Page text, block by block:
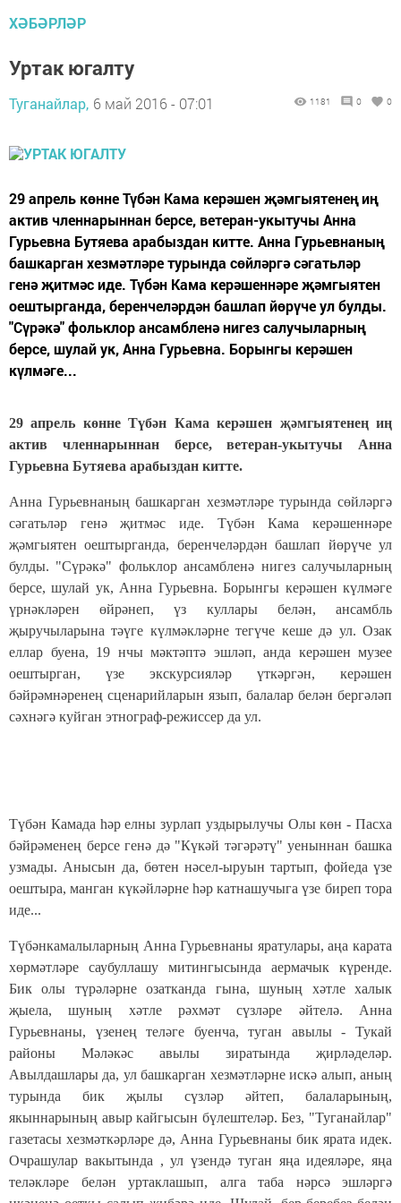
ХӘБӘРЛӘР
Уртак югалту
Туганайлар, 6 май 2016 - 07:01 1181 0 0
29 апрель көнне Түбән Кама керәшен җәмгыятенең иң
актив членнарыннан берсе, ветеран-укытучы Анна
Гурьевна Бутяева арабыздан китте. Анна Гурьевнаның
башкарган хезмәтләре турында сөйләргә сәгатьләр
генә җитмәс иде. Түбән Кама керәшеннәре җәмгыятен
оештырганда, беренчеләрдән башлап йөрүче ул булды.
"Сүрәкә" фольклор ансамбленә нигез салучыларның
берсе, шулай ук, Анна Гурьевна. Борынгы керәшен
күлмәге...
29 апрель көнне Түбән Кама керәшен җәмгыятенең иң
актив членнарыннан берсе, ветеран-укытучы Анна
Гурьевна Бутяева арабыздан китте.
Анна Гурьевнаның башкарган хезмәтләре турында сөйләргә
сәгатьләр генә җитмәс иде. Түбән Кама керәшеннәре
җәмгыятен оештырганда, беренчеләрдән башлап йөрүче ул
булды. "Сүрәкә" фольклор ансамбленә нигез салучыларның
берсе, шулай ук, Анна Гурьевна. Борынгы керәшен күлмәге
үрнәкләрен өйрәнеп, үз куллары белән, ансамбль
җыручыларына тәүге күлмәкләрне тегүче кеше дә ул. Озак
еллар буена, 19 нчы мәктәптә эшләп, анда керәшен музее
оештырган, үзе экскурсияләр үткәргән, керәшен
бәйрәмнәренең сценарийларын язып, балалар белән бергәләп
сәхнәгә куйган этнограф-режиссер да ул.
Түбән Камада һәр елны зурлап уздырылучы Олы көн - Пасха
бәйрәменең берсе генә дә "Күкәй тәгәрәтү" уеныннан башка
узмады. Анысын да, бөтен нәсел-ыруын тартып, фойеда үзе
оештыра, манган күкәйләрне һәр катнашучыга үзе биреп тора
иде...
Түбәнкамалыларның Анна Гурьевнаны яратулары, аңа карата
хөрмәтләре саубуллашу митингысында аермачык күренде.
Бик олы түрәләрне озатканда гына, шуның хәтле халык
җыела, шуның хәтле рәхмәт сүзләре әйтелә. Анна
Гурьевнаны, үзенең теләге буенча, туган авылы - Тукай
районы Мәләкәс авылы зиратында җирләделәр.
Авылдашлары да, ул башкарган хезмәтләрне искә алып, аның
турында бик җылы сүзләр әйтеп, балаларының,
якыннарының авыр кайгысын бүлештеләр. Без, "Туганайлар"
газетасы хезмәткәрләре дә, Анна Гурьевнаны бик ярата идек.
Очрашулар вакытында , ул үзендә туган яңа идеяләре, яңа
теләкләре белән уртаклашып, алга таба нәрсә эшләргә